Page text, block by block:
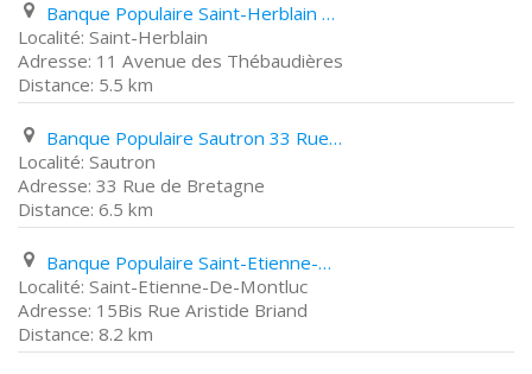
Banque Populaire Saint-Herblain 11 Avenue des Thébaudières
Saint-Herblain
11 Avenue des Thébaudières
5.5 km
Banque Populaire Sautron 33 Rue de Bretagne
Sautron
33 Rue de Bretagne
6.5 km
Banque Populaire Saint-Etienne-De-Montluc 15Bis Rue Aristide Briand
Saint-Etienne-De-Montluc
15Bis Rue Aristide Briand
8.2 km